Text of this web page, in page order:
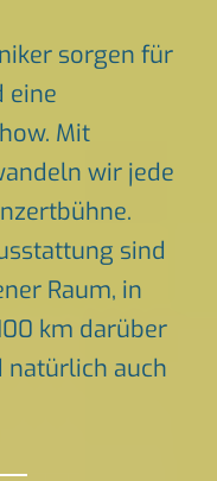
sorgen für
eine
Mit
wir jede
sind
Raum, in
km darüber
natürlich auch